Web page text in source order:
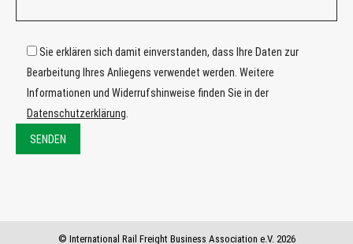
Sie erklären sich damit einverstanden, dass Ihre Daten zur
Bearbeitung Ihres Anliegens verwendet werden. Weitere
Informationen und Widerrufshinweise finden Sie in der
Datenschutzerklärung
© International Rail Freight Business Association e.V. 2026